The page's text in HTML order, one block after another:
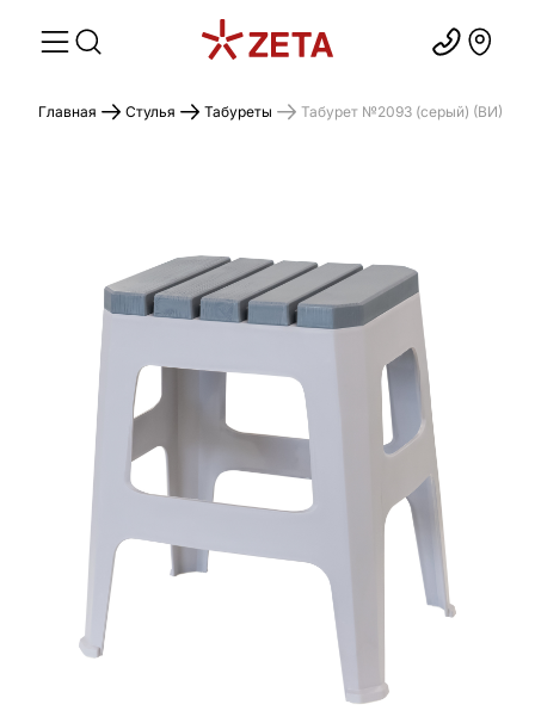
Главная Стулья Табуреты Табурет №2093 (серый) (ВИ)